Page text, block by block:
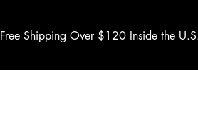
Free Shipping Over $120 Inside the